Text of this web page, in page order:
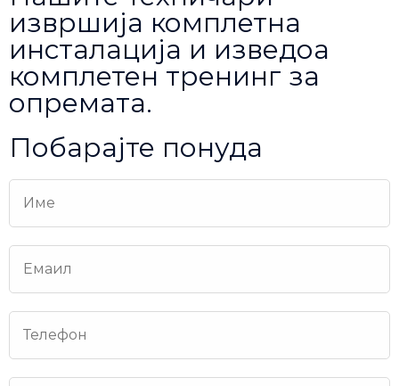
извршија комплетна
инсталација и изведоа
комплетен тренинг за
опремата.
Побарајте понуда